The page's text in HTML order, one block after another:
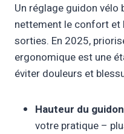
Un réglage guidon vélo
nettement le confort et
sorties. En 2025,
ergonomique est une
éviter douleurs et
Hauteur du guidon
votre pratique –